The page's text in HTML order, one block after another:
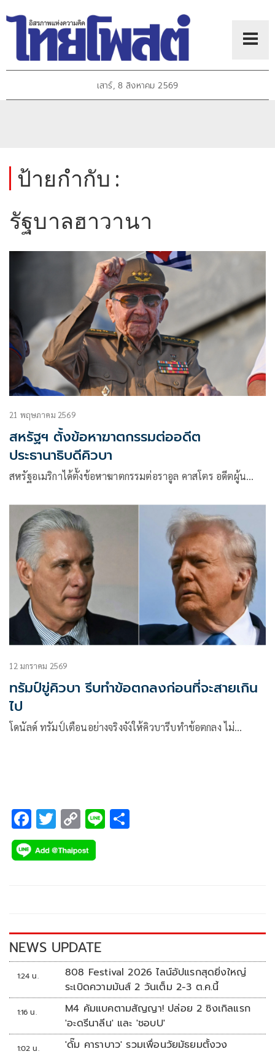
เสาร์, 8 สิงหาคม 2569
ป้ายกำกับ :
รัฐบาลฮาวานา
21 พฤษภาคม 2569
สหรัฐฯ ตั้งข้อหาฆาตกรรมต่ออดีต
ประธานาธิบดีคิวบา
สหรัฐอเมริกาได้ตั้งข้อหาฆาตกรรมต่อราอูล คาสโตร อดีตผู้น…
12 มกราคม 2569
ทรัมป์ขู่คิวบา รีบทำข้อตกลงก่อนที่จะสายเกิน
ไป
โดนัลด์ ทรัมป์เตือนอย่างจริงจังให้คิวบารีบทำข้อตกลง ไม่…
F
ac
e
k
T
wi
tt
C
o
p
k
Li
NEWS UPDATE
1:24 น.
808 Festival 2026 ไลน์อัปแรกสุดยิ่งใหญ่
ระเบิดความมันส์ 2 วันเต็ม 2-3 ต.ค.นี้
1:16 น.
M4 คัมแบคตามสัญญา! ปล่อย 2 ซิงเกิลแรก
'อะดรีนาลีน' และ 'ชอบU'
1:02 น.
'ดั๊ม คาราบาว' รวมเพื่อนวัยมัธยมตั้งวง